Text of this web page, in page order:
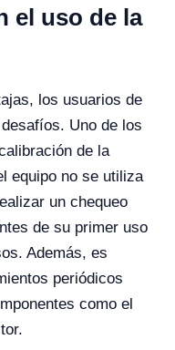
el uso de la
los usuarios de
Uno de los
de la
equipo no se utiliza
un chequeo
de su primer uso
Además, es
periódicos
como el